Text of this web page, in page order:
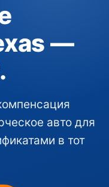
—
авто для
в тот